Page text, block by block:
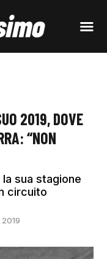
2019, DOVE
“NON
sua stagione
circuito